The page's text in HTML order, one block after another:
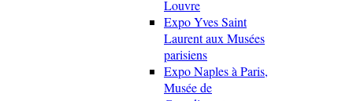
Louvre
Expo Yves Saint
Laurent aux Musées
parisiens
Expo Naples à Paris,
Musée de